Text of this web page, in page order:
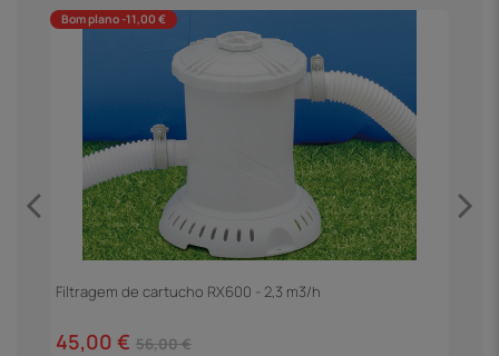
Bom plano -11,00 €
Filtragem de cartucho RX600 - 2,3 m3/h
45,00 € 56,00 €